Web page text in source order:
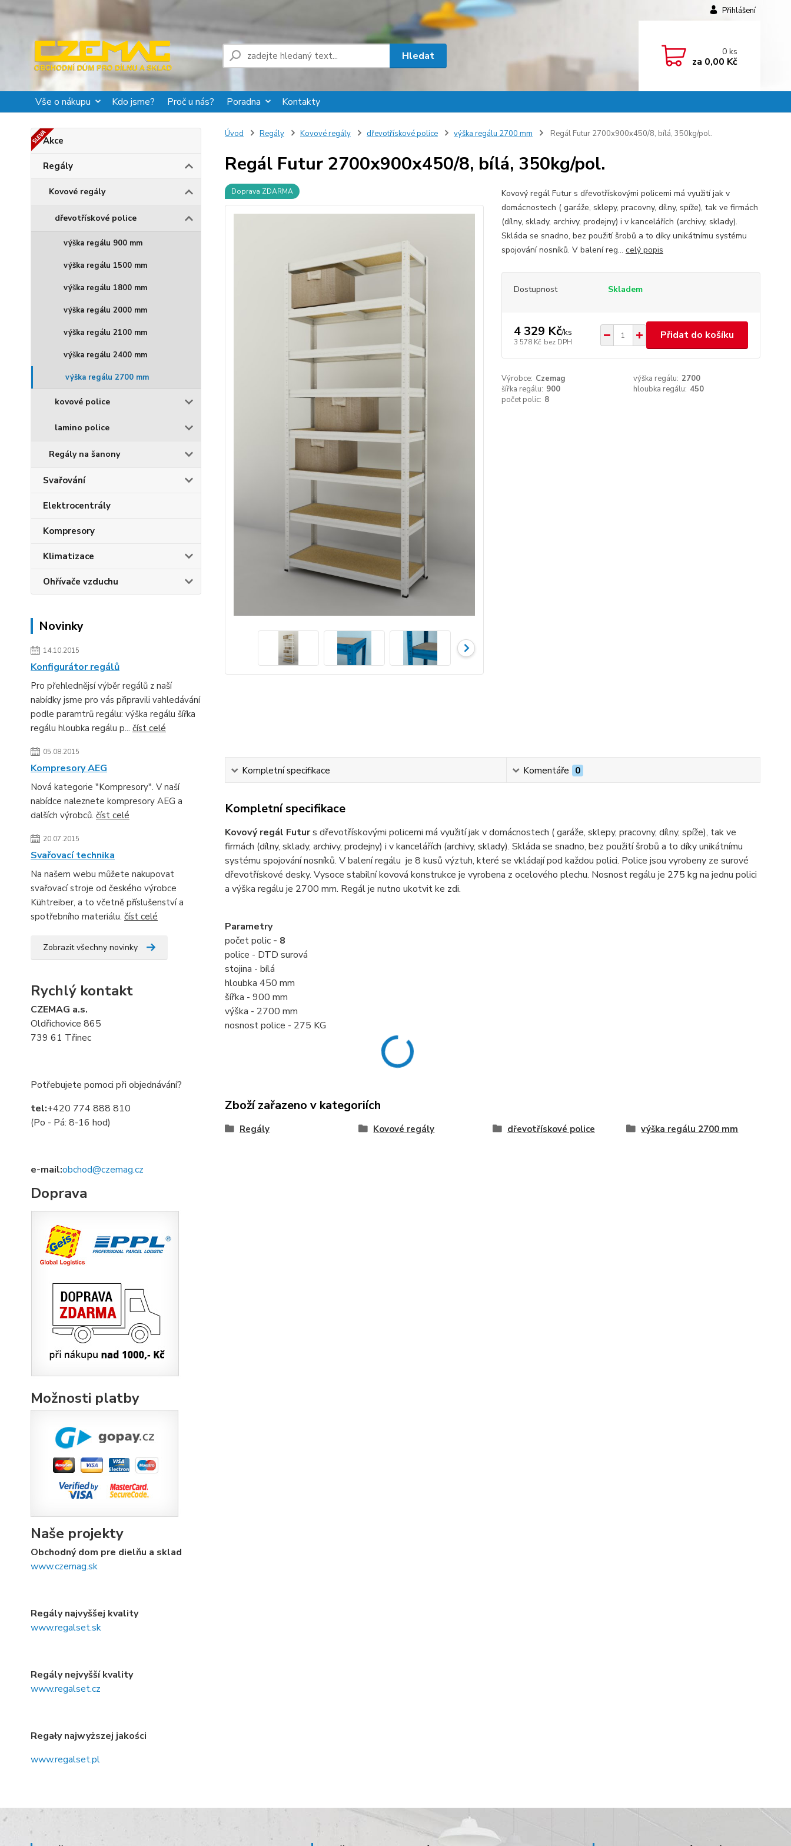
Vše o nákupu Kdo jsme? Proč u nás? Poradna Kontakty
Přihlášení
Hledat 0ks
za 0,00 Kč
Akce
Regály
Kovové regály
dřevotřískové police
výška regálu 900 mm
výška regálu 1500 mm
výška regálu 1800 mm
výška regálu 2000 mm
výška regálu 2100 mm
výška regálu 2400 mm
výška regálu 2700 mm
kovové police
lamino police
Regály na šanony
Svařování
Elektrocentrály
Kompresory
Klimatizace
Ohřívače vzduchu
Novinky
14.10.2015
Konfigurátor regálů
Pro přehlednějsí výběr regálů z naší
nabídky jsme pro vás připravili vahledávání
podle paramtrů regálu: výška regálu šířka
regálu hloubka regálu p... číst celé
05.08.2015
Kompresory AEG
Nová kategorie "Kompresory". V naší
nabídce naleznete kompresory AEG a
dalších výrobců. číst celé
20.07.2015
Svařovací technika
Na našem webu můžete nakupovat
svařovací stroje od českého výrobce
Kühtreiber, a to včetně příslušenství a
spotřebního materiálu. číst celé
Zobrazit všechny novinky
Rychlý kontakt
CZEMAG a.s.
Oldřichovice 865
739 61 Třinec
Potřebujete pomoci při objednávání?
tel:+420 774 888 810
(Po - Pá: 8-16 hod)
e-mail:obchod@czemag.cz
Doprava
Možnosti platby
Naše projekty
Obchodný dom pre dielňu a sklad
www.czemag.sk
Regály najvyššej kvality
www.regalset.sk
Regály nejvyšší kvality
www.regalset.cz
Regały najwyższej jakości
www.regalset.pl
Úvod Regály Kovové regály dřevotřískové police výška regálu 2700 mm Regál Futur 2700x900x450/8, bílá, 350kg/pol.
Regál Futur 2700x900x450/8, bílá, 350kg/pol.
Doprava ZDARMA
Kovový regál Futur s dřevotřískovými policemi má využití jak v
domácnostech ( garáže, sklepy, pracovny, dílny, spíže), tak ve firmách
(dílny, sklady, archivy, prodejny) i v kancelářích (archivy, sklady).
Skláda se snadno, bez použití šrobů a to díky unikátnímu systému
spojování nosníků. V balení reg... celý popis
Dostupnost Skladem
4 329 Kč/ks
3 578 Kč bez DPH
Přidat do košíku
Výrobce: Czemag výška regálu: 2700
šířka regálu: 900 hloubka regálu: 450
počet polic: 8
Kompletní specifikace Komentáře 0
Kompletní specifikace
Kovový regál Futurs dřevotřískovými policemi má využití jak v domácnostech ( garáže, sklepy, pracovny, dílny, spíže), tak ve
firmách (dílny, sklady, archivy, prodejny) i v kancelářích (archivy, sklady). Skláda se snadno, bez použití šrobů a to díky unikátnímu
systému spojování nosníků. V balení regálu je 8 kusů výztuh, které se vkládají pod každou polici. Police jsou vyrobeny ze surové
dřevotřískové desky. Vysoce stabilní kovová konstrukce je vyrobena z ocelového plechu. Nosnost regálu je 275 kg na jednu polici
a výška regálu je 2700 mm. Regál je nutno ukotvit ke zdi.
Parametry
počet polic- 8
police - DTD surová
stojina - bílá
hloubka 450 mm
šířka - 900 mm
výška - 2700 mm
nosnost police - 275 KG
Zboží zařazeno v kategoriích
Regály Kovové regály dřevotřískové police výška regálu 2700 mm